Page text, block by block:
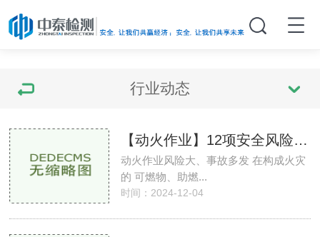
行业动态
【动火作业】12项安全风险及管控措施
动火作业风险大、事故多发 在构成火灾
的 可燃物、助燃...
时间：2024-12-04